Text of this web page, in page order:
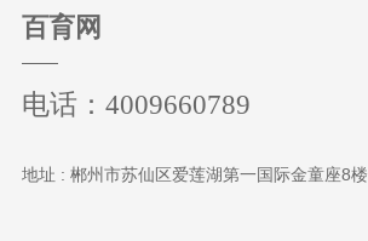
百育网
电话：4009660789
地址 : 郴州市苏仙区爱莲湖第一国际金童座8楼